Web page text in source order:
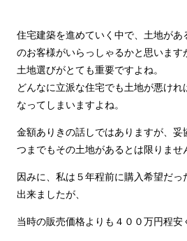
住宅建築を進めていく中で、土地があ
のお客様がいらっしゃるかと思います
土地選びがとても重要ですよね。
どんなに立派な住宅でも土地が悪けれ
なってしまいますよね。
金額ありきの話しではありますが、
つまでもその土地があるとは限りませ
因みに、私は５年程前に購入希望だっ
出来ましたが、
当時の販売価格よりも４００万円程安